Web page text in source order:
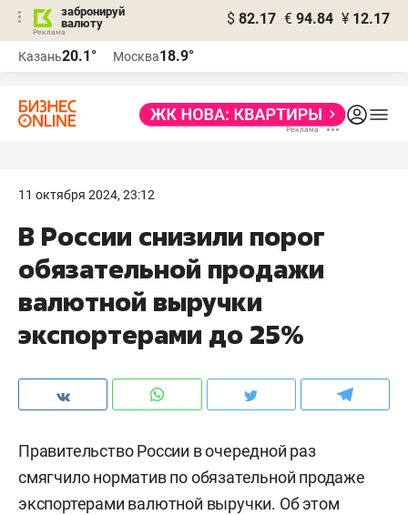
забронируй
валюту
$ 82.17 € 94.84 ¥ 12.17
Казань20.1° Москва18.9°
11 октября 2024, 23:12
В России снизили порог
обязательной продажи
валютной выручки
экспортерами до 25%
Правительство России в очередной раз
смягчило норматив по обязательной продаже
экспортерами валютной выручки. Об этом